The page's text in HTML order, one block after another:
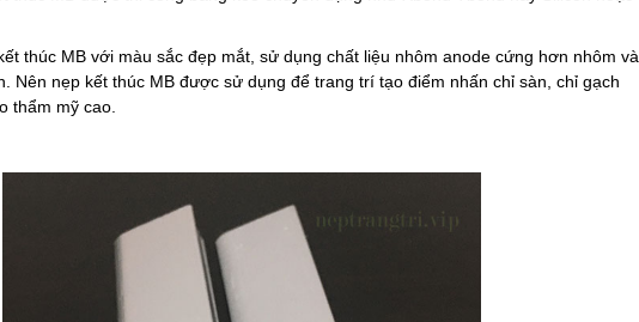
thúc MB với màu sắc đẹp mắt, sử dụng chất liệu nhôm anode cứng hơn nhôm và
Nên nẹp kết thúc MB được sử dụng để trang trí tạo điểm nhấn chỉ sàn, chỉ gạch
thẩm mỹ cao.